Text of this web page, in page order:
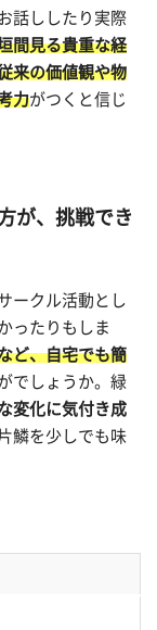
話ししたり実際
間見る貴重な経
来の価値観や物
力がつくと信じ
が、挑戦でき
ークル活動とし
ったりもしま
ど、自宅でも簡
でしょうか。緑
変化に気付き成
鱗を少しでも味